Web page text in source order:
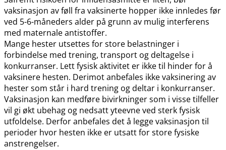
vaksinasjon av føll fra vaksinerte hopper ikke innledes før
ved 5-6-måneders alder på grunn av mulig interferens
med maternale antistoffer.
Mange hester utsettes for store belastninger i
forbindelse med trening, transport og deltagelse i
konkurranser. Lett fysisk aktivitet er ikke til hinder for å
vaksinere hesten. Derimot anbefales ikke vaksinering av
hester som står i hard trening og deltar i konkurranser.
Vaksinasjon kan medføre bivirkninger som i visse tilfeller
vil gi økt ubehag og nedsatt yteevne ved sterk fysisk
utfoldelse. Derfor anbefales det å legge vaksinasjon til
perioder hvor hesten ikke er utsatt for store fysiske
anstrengelser.